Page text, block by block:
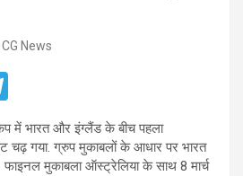
News
el
eमें भारत और इंग्लैंड के बीच पहला
चढ़ गया. ग्रुप मुकाबलों के आधार पर भारत
फाइनल मुकाबला ऑस्ट्रेलिया के साथ 8 मार्च